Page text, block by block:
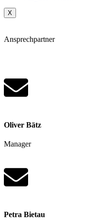
X
Ansprechpartner
Oliver Bätz
Manager
Petra Bietau